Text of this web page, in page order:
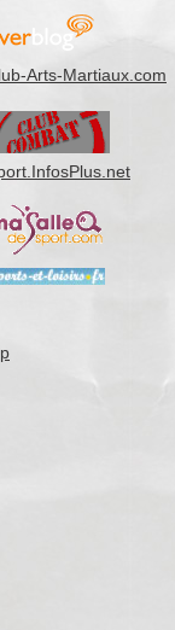
Arts-Martiaux.com